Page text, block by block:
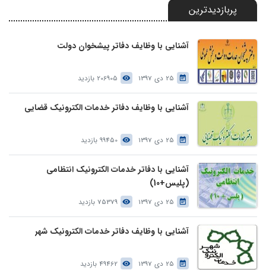
پربازدیدترین
آشنایی با وظایف دفاتر پیشخوان دولت
25 دی 1397 206905 بازدید
آشنایی با وظایف دفاتر خدمات الکترونیک قضایی
25 دی 1397 99450 بازدید
آشنایی با دفاتر خدمات الکترونیک انتظامی
(پلیس+10)
25 دی 1397 75379 بازدید
آشنایی با وظایف دفاتر خدمات الکترونیک شهر
25 دی 1397 49462 بازدید